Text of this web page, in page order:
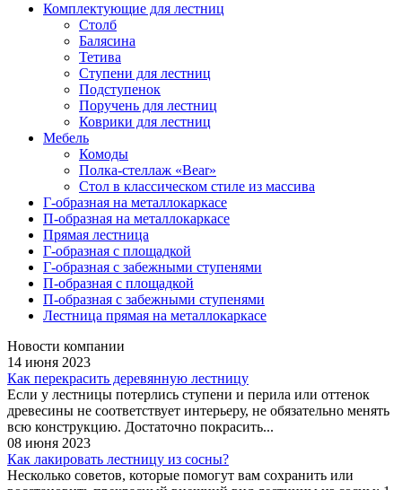
Комплектующие для лестниц
Столб
Балясина
Тетива
Ступени для лестниц
Подступенок
Поручень для лестниц
Коврики для лестниц
Мебель
Комоды
Полка-стеллаж «Bear»
Стол в классическом стиле из массива
Г-образная на металлокаркасе
П-образная на металлокаркасе
Прямая лестница
Г-образная с площадкой
Г-образная с забежными ступенями
П-образная с площадкой
П-образная с забежными ступенями
Лестница прямая на металлокаркасе
Новости компании
14 июня 2023
Как перекрасить деревянную лестницу
Если у лестницы потерлись ступени и перила или оттенок
древесины не соответствует интерьеру, не обязательно менять
всю конструкцию. Достаточно покрасить...
08 июня 2023
Как лакировать лестницу из сосны?
Несколько советов, которые помогут вам сохранить или